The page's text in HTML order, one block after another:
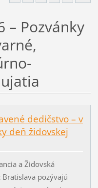
– Pozvánky
dedičstvo – v
deň židovskej
a Židovská
Bratislava pozývajú